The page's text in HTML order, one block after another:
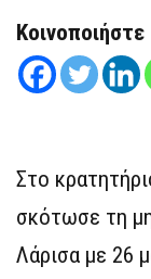
Κοινοποιήστε
Στο
σκότωσε τη
Λάρισα με 26